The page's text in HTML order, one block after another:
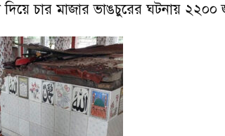
চার মাজার ভাঙচুরের ঘটনায় ২২০০